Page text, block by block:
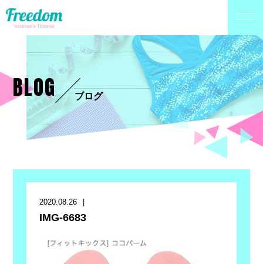
BLOG ブログ
2020.08.26
IMG-6683